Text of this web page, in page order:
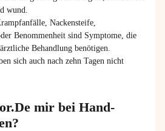
wund.
Nackensteife,
Benommenheit sind Symptome, die
Behandlung benötigen.
sich auch nach zehn Tagen nicht
mir bei Hand-